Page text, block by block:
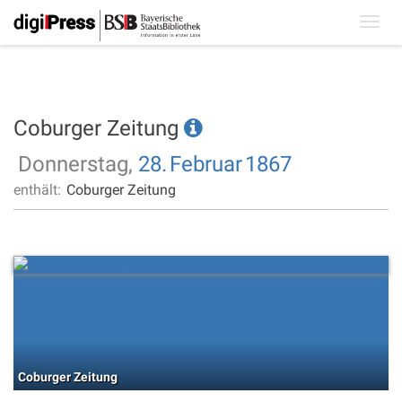
Coburger Zeitung
Donnerstag, 28. Februar1867
enthält: Coburger Zeitung
Coburger Zeitung